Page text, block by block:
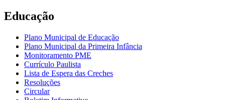
Educação
Plano Municipal de Educação
Plano Municipal da Primeira Infância
Monitoramento PME
Currículo Paulista
Lista de Espera das Creches
Resoluções
Circular